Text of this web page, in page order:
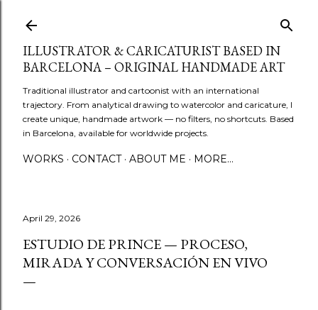
ILLUSTRATOR & CARICATURIST BASED IN
BARCELONA – ORIGINAL HANDMADE ART
Traditional illustrator and cartoonist with an international
trajectory. From analytical drawing to watercolor and caricature, I
create unique, handmade artwork — no filters, no shortcuts. Based
in Barcelona, available for worldwide projects.
WORKS CONTACT ABOUT ME MORE…
April 29, 2026
ESTUDIO DE PRINCE — PROCESO,
MIRADA Y CONVERSACIÓN EN VIVO